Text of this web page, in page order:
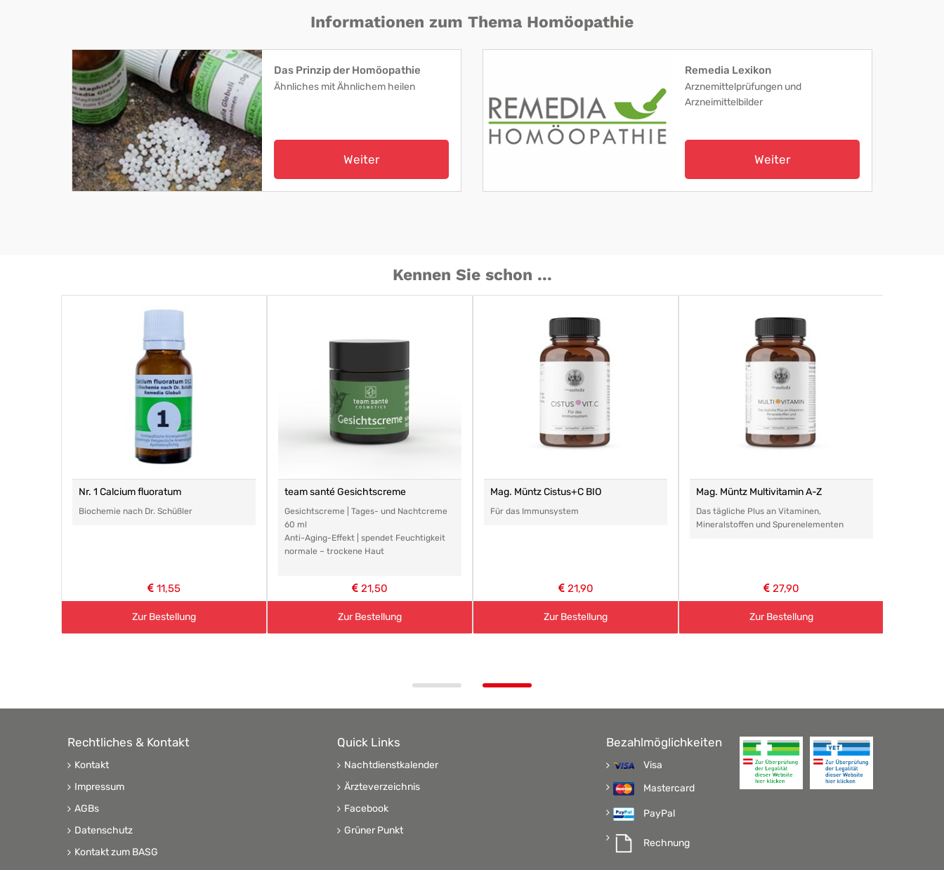
Informationen zum Thema Homöopathie
Das Prinzip der Homöopathie
Ähnliches mit Ähnlichem heilen
Weiter
Remedia Lexikon
Arznemittelprüfungen und
Arzneimittelbilder
Weiter
Kennen Sie schon ...
Nr. 1 Calcium fluoratum
Biochemie nach Dr. Schüßler
11,55
Zur Bestellung
team santé Gesichtscreme
Gesichtscreme | Tages- und Nachtcreme
60 ml
Anti-Aging-Effekt | spendet Feuchtigkeit
normale – trockene Haut
21,50
Zur Bestellung
Mag. Müntz Cistus+C BIO
Für das Immunsystem
21,90
Zur Bestellung
Mag. Müntz Multivitamin A-Z
Das tägliche Plus an Vitaminen,
Mineralstoffen und Spurenelementen
27,90
Zur Bestellung
Rechtliches & Kontakt
Kontakt
Impressum
AGBs
Datenschutz
Kontakt zum BASG
Quick Links
Nachtdienstkalender
Ärzteverzeichnis
Facebook
Grüner Punkt
Bezahlmöglichkeiten
Visa
Mastercard
PayPal
Rechnung